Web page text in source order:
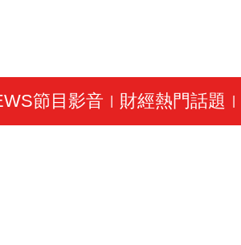
節目影音 財經熱門話題